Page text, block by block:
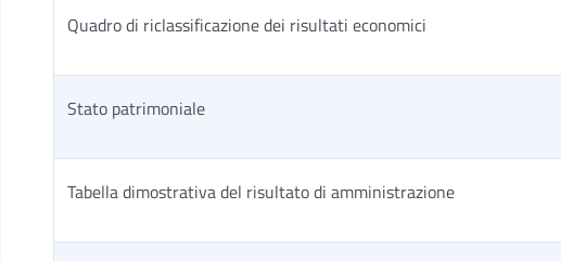
Quadro di riclassificazione dei risultati economici
Stato patrimoniale
Tabella dimostrativa del risultato di amministrazione